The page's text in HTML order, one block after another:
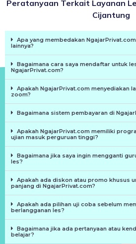
Peratanyaan Terkait Layanan
Cijantung
Apa yang membedakan
lainnya?
Bagaimana cara saya mendaftar untuk
NgajarPrivat.com?
Apakah NgajarPrivat.com menyediakan
zoom?
Bagaimana sistem pembayaran di
Apakah NgajarPrivat.com memiliki
ujian masuk perguruan tinggi?
Bagaimana jika saya ingin mengganti
les?
Apakah ada diskon atau promo khusus
panjang di NgajarPrivat.com?
Apakah ada pilihan uji coba sebelum
berlangganan les?
Bagaimana jika ada pertanyaan atau
belajar?